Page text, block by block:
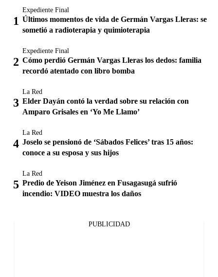
Expediente Final
Últimos momentos de vida de Germán Vargas Lleras: se
sometió a radioterapia y quimioterapia
Expediente Final
Cómo perdió Germán Vargas Lleras los dedos: familia
recordó atentado con libro bomba
La Red
Elder Dayán contó la verdad sobre su relación con
Amparo Grisales en ‘Yo Me Llamo’
La Red
Joselo se pensionó de ‘Sábados Felices’ tras 15 años:
conoce a su esposa y sus hijos
La Red
Predio de Yeison Jiménez en Fusagasugá sufrió
incendio: VIDEO muestra los daños
PUBLICIDAD